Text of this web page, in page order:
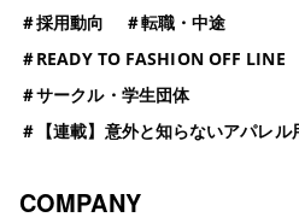
＃採用動向 ＃転職・中途
＃READY TO FASHION OFF LINE
＃サークル・学生団体
＃
【連載】意外と知らないアパレル
COMPANY